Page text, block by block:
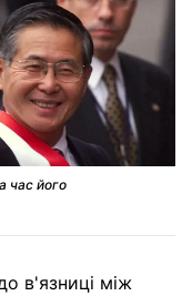
час його
в'язниці між